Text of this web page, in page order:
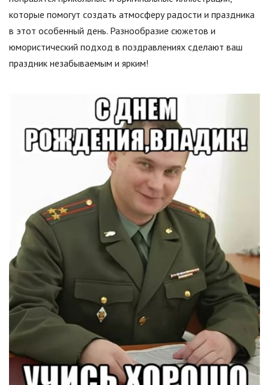
которые помогут создать атмосферу радости и праздника
в этот особенный день. Разнообразие сюжетов и
юмористический подход в поздравлениях сделают ваш
праздник незабываемым и ярким!